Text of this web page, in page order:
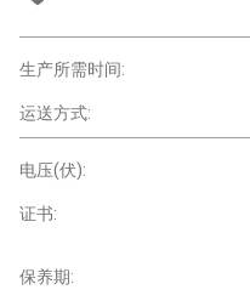
生产所需时间:
运送方式:
电压(伏):
证书:
保养期: